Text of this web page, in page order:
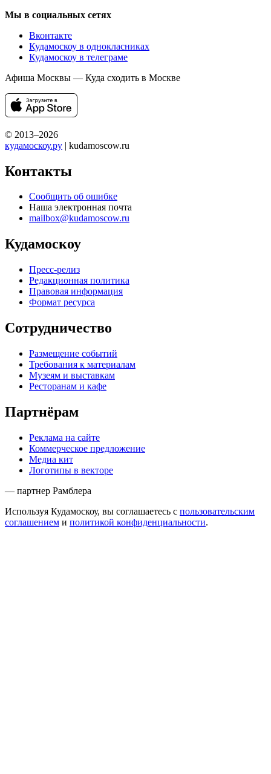
Мы в социальных сетях
Вконтакте
Кудамоскоу в однокласниках
Кудамоскоу в телеграме
Афиша Москвы — Куда сходить в Москве
© 2013–2026
кудамоскоу.ру | kudamoscow.ru
Контакты
Сообщить об ошибке
Наша электронная почта
mailbox@kudamoscow.ru
Кудамоскоу
Пресс-релиз
Редакционная политика
Правовая информация
Формат ресурса
Сотрудничество
Размещение событий
Требования к материалам
Музеям и выставкам
Ресторанам и кафе
Партнёрам
Реклама на сайте
Коммерческое предложение
Медиа кит
Логотипы в векторе
— партнер Рамблера
Используя Кудамоскоу, вы соглашаетесь с пользовательским
соглашением и политикой конфиденциальности.